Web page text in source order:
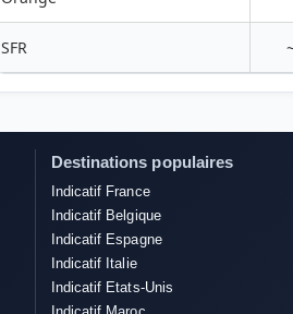
SFR
Destinations populaires
Indicatif France
Indicatif Belgique
Indicatif Espagne
Indicatif Italie
Indicatif Etats-Unis